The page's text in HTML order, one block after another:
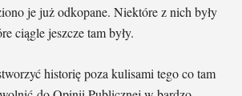
je już odkopane. Niektóre z nich były
ciągle jeszcze tam były.
historię poza kulisami tego co tam